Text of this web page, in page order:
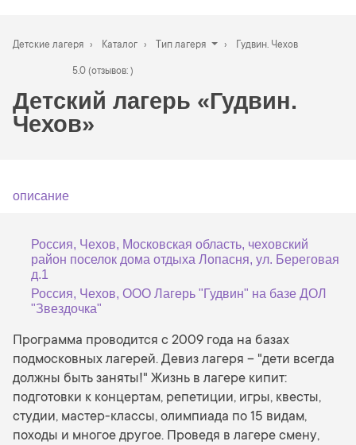
Детские лагеря Каталог Тип лагеря Гудвин. Чехов
5.0 (отзывов: )
Детский лагерь «Гудвин.
Чехов»
описание
Россия, Чехов, Московская область, чеховский
район поселок дома отдыха Лопасня, ул. Береговая
д.1
Россия, Чехов, ООО Лагерь "Гудвин" на базе ДОЛ
"Звездочка"
Программа проводится с 2009 года на базах
подмосковных лагерей. Девиз лагеря – "дети всегда
должны быть заняты!" Жизнь в лагере кипит:
подготовки к концертам, репетиции, игры, квесты,
студии, мастер-классы, олимпиада по 15 видам,
походы и многое другое. Проведя в лагере смену,